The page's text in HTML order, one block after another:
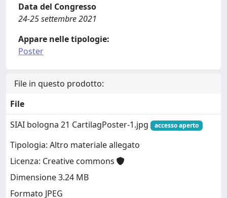
Data del Congresso
24-25 settembre 2021
Appare nelle tipologie:
Poster
File in questo prodotto:
File
SIAI bologna 21 CartilagPoster-1.jpg
accesso aperto
Tipologia: Altro materiale allegato
Licenza: Creative commons
Dimensione 3.24 MB
Formato JPEG